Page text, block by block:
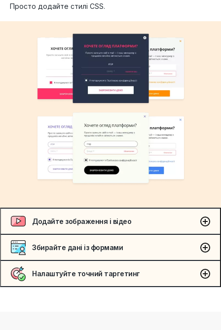
Просто додайте стилі CSS.
Додайте зображення і відео
Збирайте дані із формами
Налаштуйте точний таргетинг